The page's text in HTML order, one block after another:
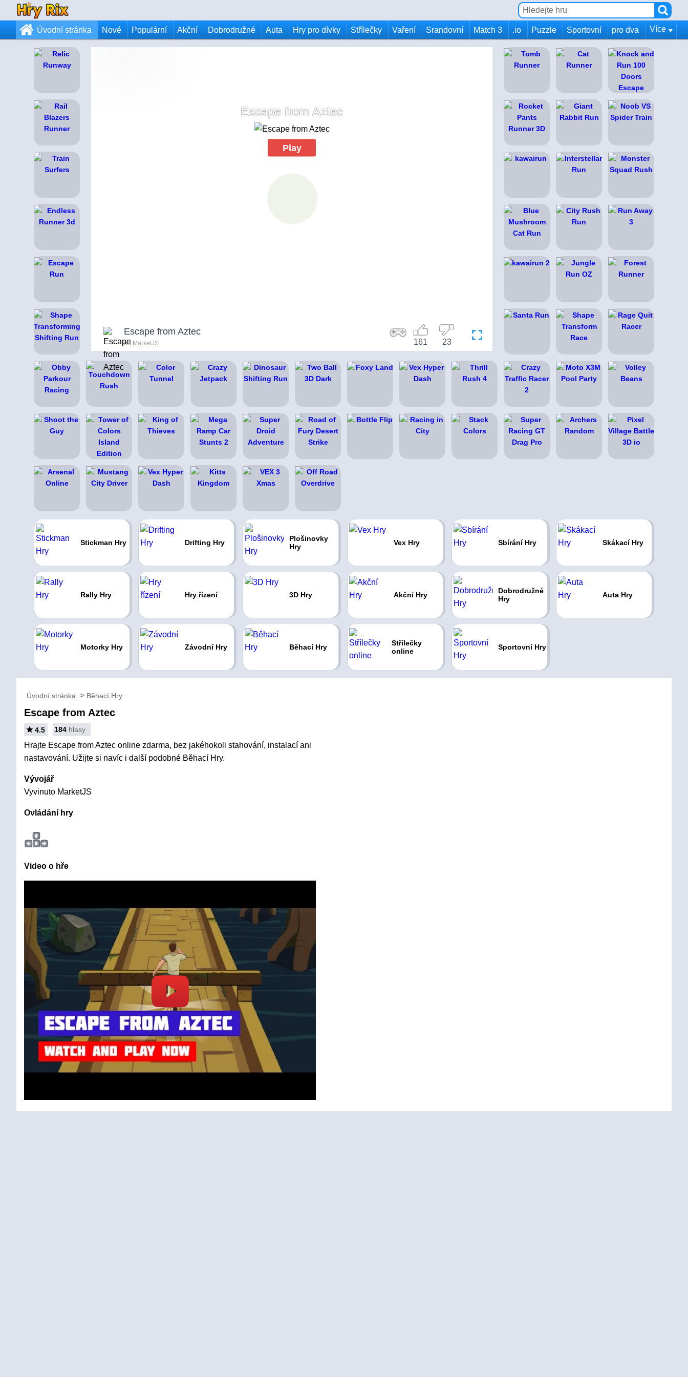
Úvodní stránka Nové Populární Akční Dobrodružné Auta Hry pro dívky Střílečky Vaření Srandovní Match 3 .io Puzzle Sportovní pro dva Více
Escape from Aztec
Play
Escape from Aztec
od MarketJS 23
161
Stickman Hry Drifting Hry
Plošinovky
Hry
Vex Hry Sbírání Hry Skákací Hry
Rally Hry Hry řízení 3D Hry Akční Hry
Dobrodružné
Hry
Auta Hry
Motorky Hry Závodní Hry Běhací Hry
Střílečky
online
Sportovní Hry
Úvodní stránka Běhací Hry
Escape from Aztec
4.5 184 hlasy
Hrajte Escape from Aztec online zdarma, bez jakéhokoli stahování, instalací ani
nastavování. Užijte si navíc i další podobné Běhací Hry.
Vývojář
Vyvinuto MarketJS
Ovládání hry
Video o hře